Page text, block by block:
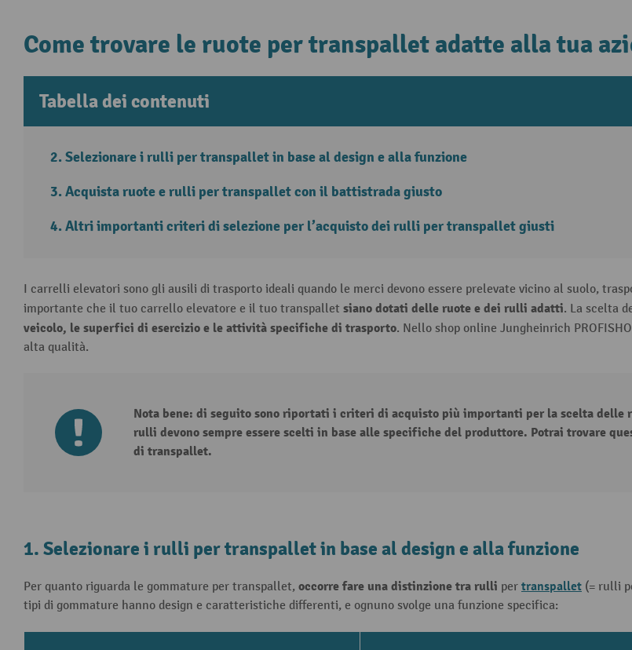
Come trovare le ruote per transpallet adatte alla tua
Tabella dei contenuti
Selezionare i rulli per transpallet in base al design e alla funzione
Acquista ruote e rulli per transpallet con il battistrada giusto
Altri importanti criteri di selezione per l’acquisto dei rulli per transpallet giusti
I carrelli elevatori sono gli ausili di trasporto ideali quando le merci devono essere prelevate vicino al suolo,
importante che il tuo carrello elevatore e il tuo transpallet siano dotati delle ruote e dei rulli adatti. La scelta
veicolo, le superfici di esercizio e le attività specifiche di trasporto. Nello shop online Jungheinrich
alta qualità.
Nota bene: di seguito sono riportati i criteri di acquisto più importanti per la scelta
rulli devono sempre essere scelti in base alle specifiche del produttore. Potrai trovare
di transpallet.
1. Selezionare i rulli per transpallet in base al design e alla funzione
Per quanto riguarda le gommature per transpallet, occorre fare una distinzione tra rulli per transpallet (= rulli
tipi di gommature hanno design e caratteristiche differenti, e ognuno svolge una funzione specifica: